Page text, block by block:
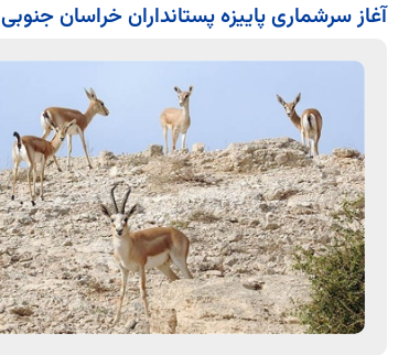
آغاز سرشماری پاییزه پستانداران خراسان جنوبی